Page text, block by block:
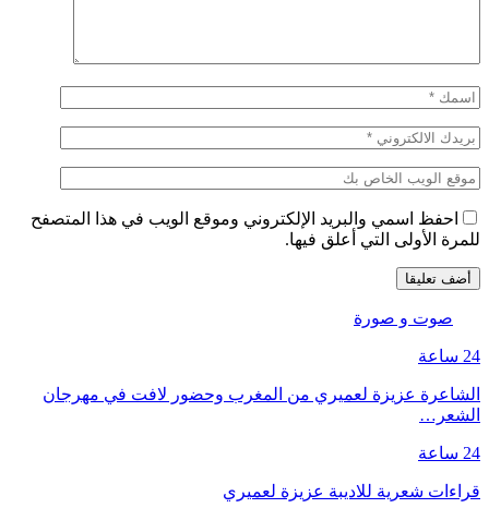
احفظ اسمي والبريد الإلكتروني وموقع الويب في هذا المتصفح
للمرة الأولى التي أعلق فيها.
صوت و صورة
24 ساعة
الشاعرة عزيزة لعميري من المغرب وحضور لافت في مهرجان
الشعر…
24 ساعة
قراءات شعرية للاديبة عزيزة لعميري